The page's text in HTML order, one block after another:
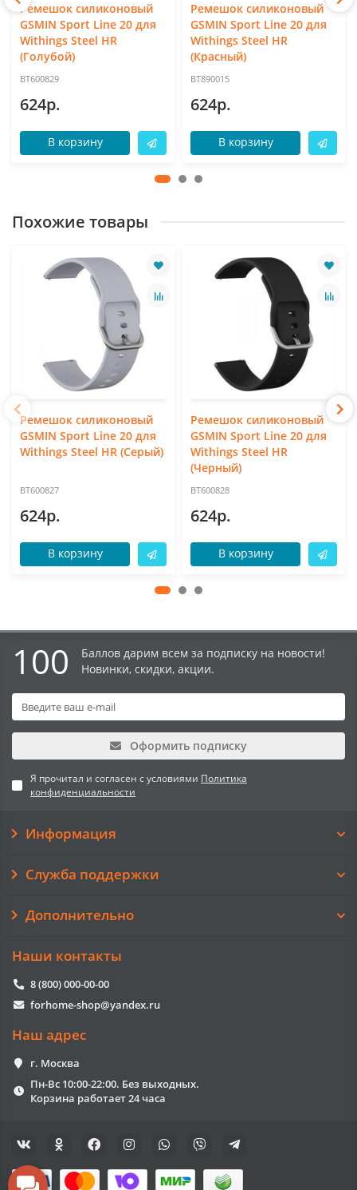
Ремешок силиконовый
GSMIN Sport Line 20 для
Withings Steel HR
(Голубой)
BT600829
624р.
В корзину
Ремешок силиконовый
GSMIN Sport Line 20 для
Withings Steel HR
(Красный)
BT890015
624р.
В корзину
Похожие товары
Ремешок силиконовый
GSMIN Sport Line 20 для
Withings Steel HR (Серый)
BT600827
624р.
В корзину
Ремешок силиконовый
GSMIN Sport Line 20 для
Withings Steel HR
(Черный)
BT600828
624р.
В корзину
100
Баллов дарим всем за подписку на новости!
Новинки, скидки, акции.
Оформить подписку
Я прочитал и согласен с условиями Политика
конфиденциальности
Информация
Служба поддержки
Дополнительно
Наши контакты
8 (800) 000-00-00
forhome-shop@yandex.ru
Наш адрес
г. Москва
Пн-Вс 10:00-22:00. Без выходных.
Корзина работает 24 часа